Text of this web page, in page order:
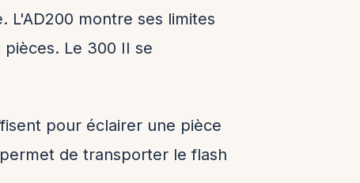
montre ses limites
Le 300 II se
pour éclairer une pièce
de transporter le flash